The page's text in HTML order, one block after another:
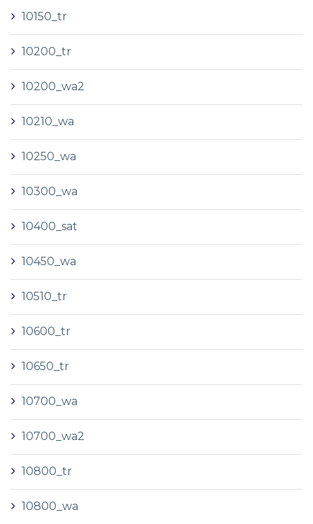
10150_tr
10200_tr
10200_wa2
10210_wa
10250_wa
10300_wa
10400_sat
10450_wa
10510_tr
10600_tr
10650_tr
10700_wa
10700_wa2
10800_tr
10800_wa